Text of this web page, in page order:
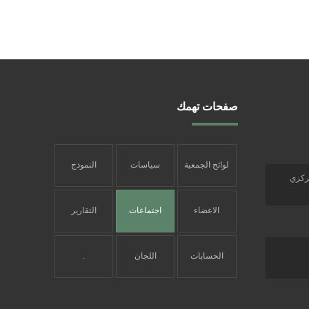
صفحات تهمك
لوائح الجمعية سياسات النموذج
الاعضاء
اجتماعات التقارير
الحسابات
اللجان .